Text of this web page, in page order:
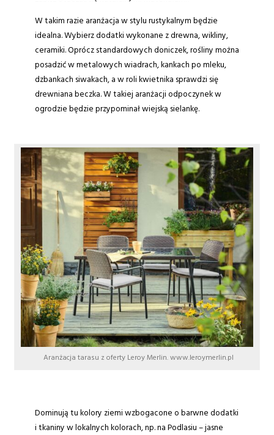
W takim razie aranżacja w stylu rustykalnym będzie
idealna. Wybierz dodatki wykonane z drewna, wikliny,
ceramiki. Oprócz standardowych doniczek, rośliny można
posadzić w metalowych wiadrach, kankach po mleku,
dzbankach siwakach, a w roli kwietnika sprawdzi się
drewniana beczka. W takiej aranżacji odpoczynek w
ogrodzie będzie przypominał wiejską sielankę.
Aranżacja tarasu z oferty Leroy Merlin. www.leroymerlin.pl
Dominują tu kolory ziemi wzbogacone o barwne dodatki
i tkaniny w lokalnych kolorach, np. na Podlasiu – jasne